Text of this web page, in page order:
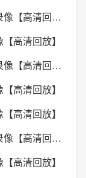
2026年05月22日 骑士VS尼克斯_全场录像【高清回放】
高清回放】
2026年05月20日 骑士VS尼克斯_全场录像【高清回放】
高清回放】
高清回放】
2026年05月16日 马刺VS森林狼_全场录像【高清回放】
高清回放】